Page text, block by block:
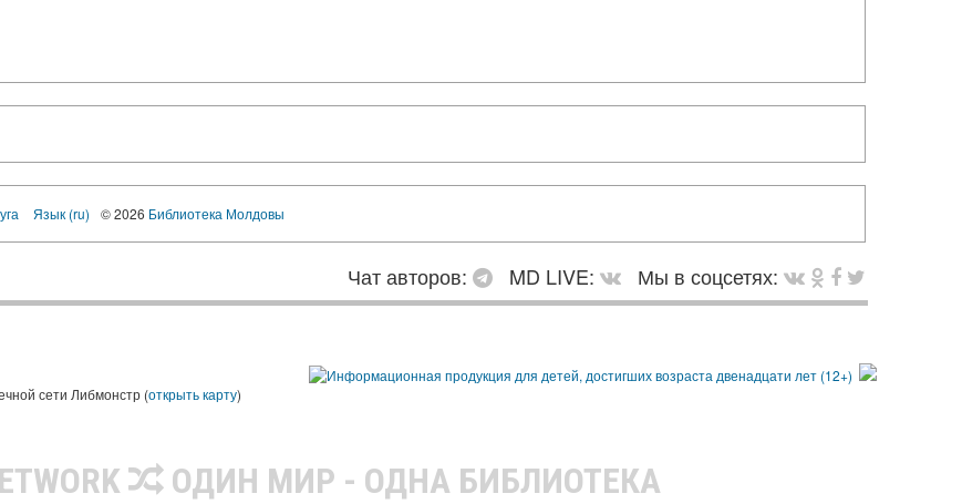
Язык (ru) © 2026 Библиотека Молдовы
Чат авторов: MD LIVE:
Мы в соцсетях:
сети Либмонстр (открыть карту)
ОДИН МИР - ОДНА БИБЛИОТЕКА